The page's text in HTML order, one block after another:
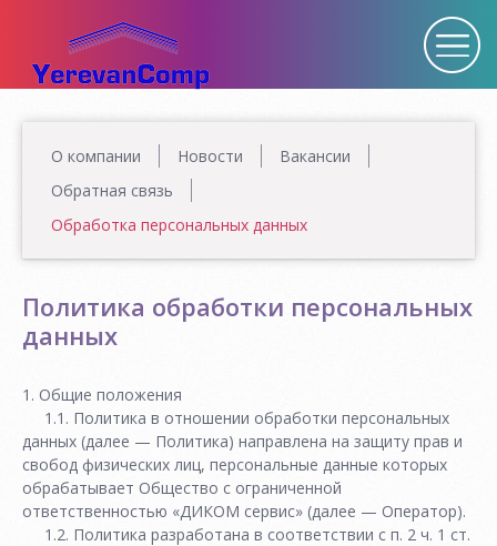
О компании Новости
Вакансии
Обратная связь
Обработка персональных данных
Политика обработки персональных
данных
1. Общие положения
1.1. Политика в отношении обработки персональных
данных (далее — Политика) направлена на защиту прав и
свобод физических лиц, персональные данные которых
обрабатывает Общество с ограниченной
ответственностью «ДИКОМ сервис» (далее — Оператор).
1.2. Политика разработана в соответствии с п. 2 ч. 1 ст.